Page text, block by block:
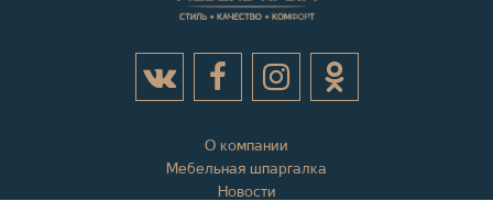
О компании
Мебельная шпаргалка
Новости